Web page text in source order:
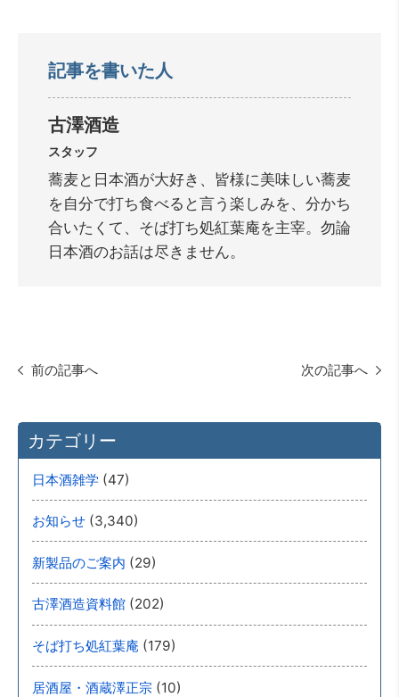
記事を書いた人
古澤酒造
スタッフ
蕎麦と日本酒が大好き、皆様に美味しい蕎麦
を自分で打ち食べると言う楽しみを、分かち
合いたくて、そば打ち処紅葉庵を主宰。勿論
日本酒のお話は尽きません。
前の記事へ 次の記事へ
カテゴリー
日本酒雑学 (47)
お知らせ (3,340)
新製品のご案内 (29)
古澤酒造資料館 (202)
そば打ち処紅葉庵 (179)
居酒屋・酒蔵澤正宗 (10)